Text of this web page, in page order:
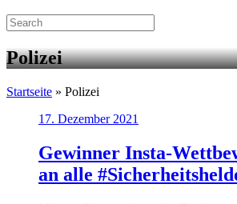
Polizei
Startseite » Polizei
17. Dezember 2021
Gewinner Insta-
an alle